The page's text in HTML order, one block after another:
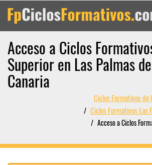
Acceso a Ciclos
Superior en Las Palmas
Canaria
Ciclos Formativos de
Ciclos Formativos Las
Acceso a Ciclos